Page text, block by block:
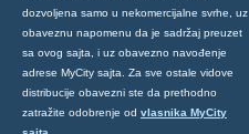
dozvoljena samo u nekomercijalne svrhe, uz
obaveznu napomenu da je sadržaj preuzet
sa ovog sajta, i uz obavezno navođenje
adrese MyCity sajta. Za sve ostale vidove
distribucije obavezni ste da prethodno
zatražite odobrenje od vlasnika MyCity